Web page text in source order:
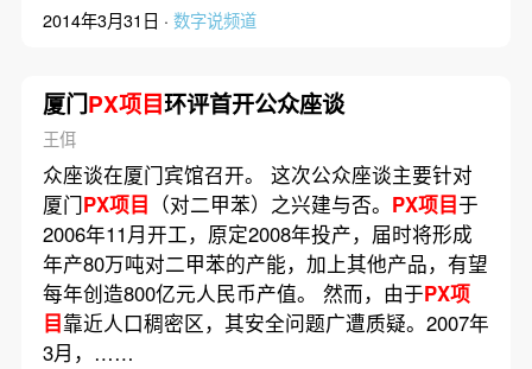
2014年3月31日 · 数字说频道
厦门PX项目环评首开公众座谈
王佴
众座谈在厦门宾馆召开。 这次公众座谈主要针对
厦门PX项目 （对二甲苯）之兴建与否。 PX项目于
2006年11月开工，原定2008年投产，届时将形成
年产80万吨对二甲苯的产能，加上其他产品，有望
每年创造800亿元人民币产值。 然而，由于PX项
目靠近人口稠密区，其安全问题广遭质疑。2007年
3月，……